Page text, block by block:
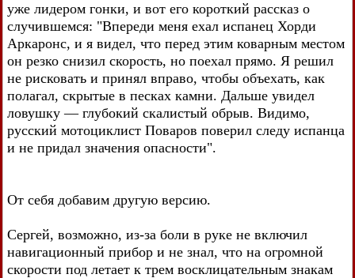
уже лидером гонки, и вот его короткий рассказ о
случившемся: "Впереди меня ехал испанец Хорди
Аркаронс, и я видел, что перед этим коварным местом
он резко снизил скорость, но поехал прямо. Я решил
не рисковать и принял вправо, чтобы объехать, как
полагал, скрытые в песках камни. Дальше увидел
ловушку — глубокий скалистый обрыв. Видимо,
русский мотоциклист Поваров поверил следу испанца
и не придал значения опасности".
От себя добавим другую версию.
Сергей, возможно, из-за боли в руке не включил
навигационный прибор и не знал, что на огромной
скорости под летает к трем восклицательным знакам